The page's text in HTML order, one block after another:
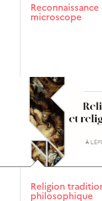
microscope
Religion
philosophique